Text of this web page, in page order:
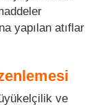
yapılan atıflar
ve